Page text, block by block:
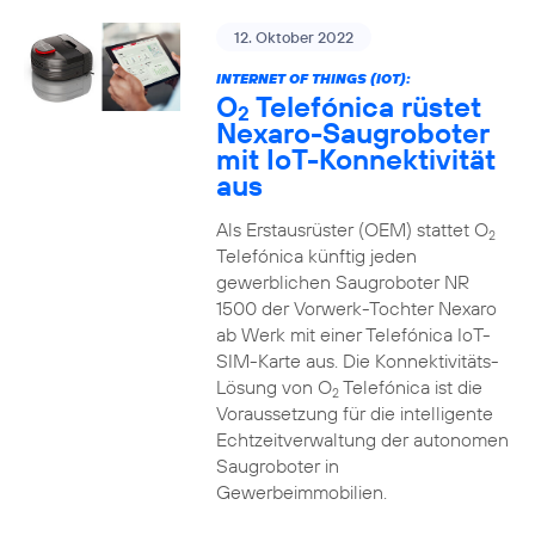
12. Oktober 2022
INTERNET OF THINGS (IOT):
O2 Telefónica rüstet
Nexaro-Saugroboter
mit IoT-Konnektivität
aus
Als Erstausrüster (OEM) stattet O2
Telefónica künftig jeden
gewerblichen Saugroboter NR
1500 der Vorwerk-Tochter Nexaro
ab Werk mit einer Telefónica IoT-
SIM-Karte aus. Die Konnektivitäts-
Lösung von O2Telefónica ist die
Voraussetzung für die intelligente
Echtzeitverwaltung der autonomen
Saugroboter in
Gewerbeimmobilien.